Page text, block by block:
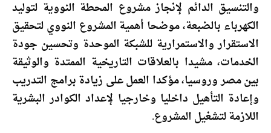
والتنسيق الدائم لإنجاز مشروع المحطة النووية لتوليد
الكهرباء بالضبعة، موضحا أهمية المشروع النووي لتحقيق
الاستقرار والاستمرارية للشبكة الموحدة وتحسين جودة
الخدمات، مشيدا بالعلاقات التاريخية الممتدة والوثيقة
بين مصر وروسيا، مؤكدا العمل على زيادة برامج التدريب
وإعادة التأهيل داخليا وخارجيا لإعداد الكوادر البشرية
اللازمة لتشغيل المشروع.